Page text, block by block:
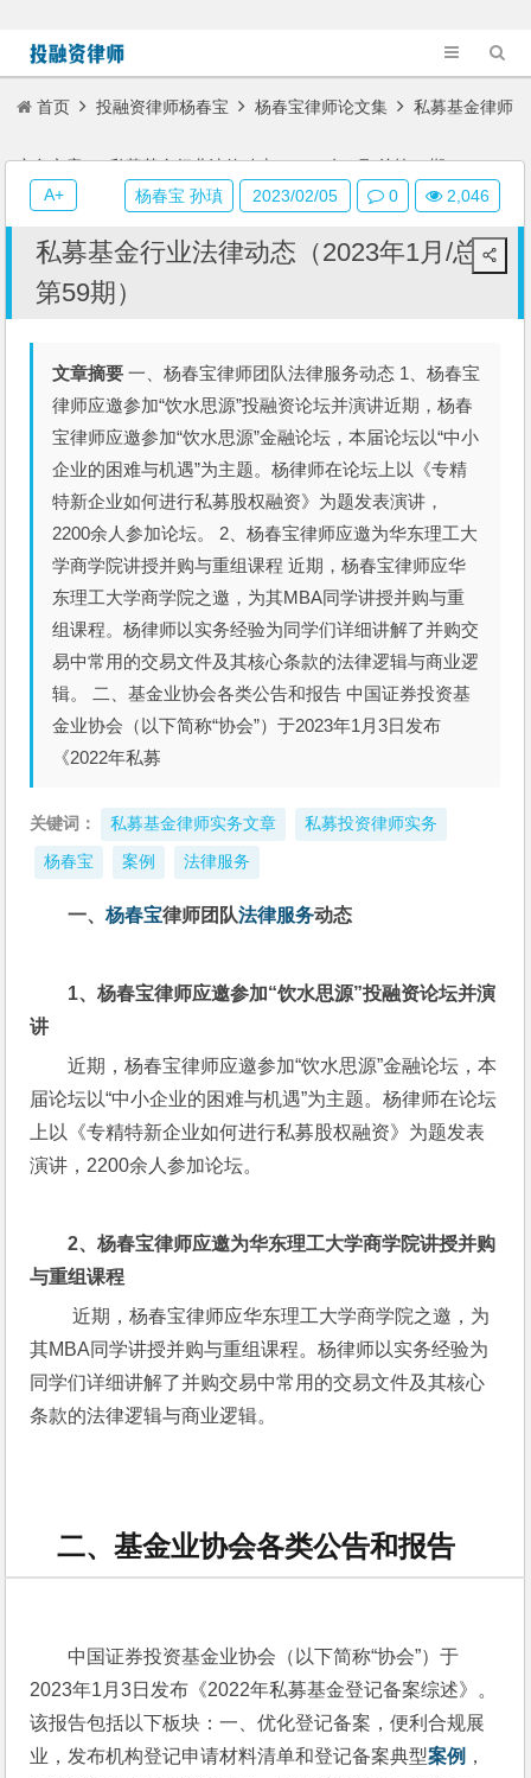
首页 投融资律师杨春宝 杨春宝律师论文集 私募基金律师
实务文章 私募基金行业法律动态（2023年1月/总第59期）
私募基金行业法律动态（2023年1月/总
第59期）
文章摘要 一、杨春宝律师团队法律服务动态 1、杨春宝
律师应邀参加“饮水思源”投融资论坛并演讲近期，杨春
宝律师应邀参加“饮水思源”金融论坛，本届论坛以“中小
企业的困难与机遇”为主题。杨律师在论坛上以《专精
特新企业如何进行私募股权融资》为题发表演讲，
2200余人参加论坛。 2、杨春宝律师应邀为华东理工大
学商学院讲授并购与重组课程 近期，杨春宝律师应华
东理工大学商学院之邀，为其MBA同学讲授并购与重
组课程。杨律师以实务经验为同学们详细讲解了并购交
易中常用的交易文件及其核心条款的法律逻辑与商业逻
辑。 二、基金业协会各类公告和报告 中国证券投资基
金业协会（以下简称“协会”）于2023年1月3日发布
《2022年私募
关键词： 私募基金律师实务文章 私募投资律师实务
杨春宝 案例 法律服务
一、杨春宝律师团队法律服务动态
1、杨春宝律师应邀参加“饮水思源”投融资论坛并演
讲
近期，杨春宝律师应邀参加“饮水思源”金融论坛，本
届论坛以“中小企业的困难与机遇”为主题。杨律师在论坛
上以《专精特新企业如何进行私募股权融资》为题发表
演讲，2200余人参加论坛。
2、杨春宝律师应邀为华东理工大学商学院讲授并购
与重组课程
近期，杨春宝律师应华东理工大学商学院之邀，为
其MBA同学讲授并购与重组课程。杨律师以实务经验为
同学们详细讲解了并购交易中常用的交易文件及其核心
条款的法律逻辑与商业逻辑。
二、基金业协会各类公告和报告
中国证券投资基金业协会（以下简称“协会”）于
2023年1月3日发布《2022年私募基金登记备案综述》。
该报告包括以下板块：一、优化登记备案，便利合规展
业，发布机构登记申请材料清单和登记备案典型案例 ，
杨春宝 孙瑱 2023/02/05 0 2,046
A+